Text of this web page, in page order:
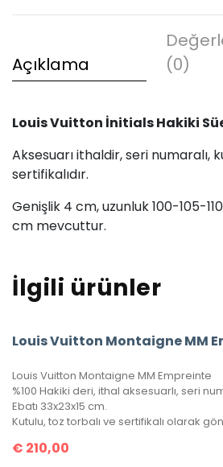
Açıklama
(0)
Louis Vuitton İnitials Hakiki
Aksesuarı ithaldir, seri numaralı,
sertifikalıdır.
Genişlik 4 cm, uzunluk 100-105-
cm mevcuttur.
İlgili ürünler
Louis Vuitton Montaigne MM
Louis Vuitton Montaigne MM Empreinte
%100 Hakiki deri, ithal aksesuarlı, seri
Ebatı 33x23x15 cm.
Kutulu, toz torbalı ve sertifikalı olarak
€ 210,00